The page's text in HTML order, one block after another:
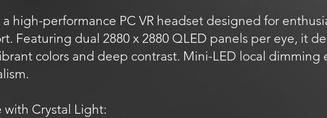
high-performance PC VR headset designed for
Featuring dual 2880 x 2880 QLED panels per eye, it
colors and deep contrast. Mini-LED local dimming
Crystal Light: